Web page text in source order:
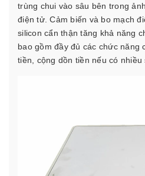
trùng chui vào sâu bên trong
điện tử. Cảm biến và bo mạch
silicon cẩn thận tăng khả năng
bao gồm đầy đủ các chức năng
tiền, cộng dồn tiền nếu có nhiều